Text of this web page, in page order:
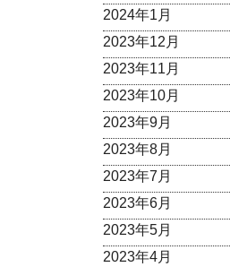
2024年1月
2023年12月
2023年11月
2023年10月
2023年9月
2023年8月
2023年7月
2023年6月
2023年5月
2023年4月